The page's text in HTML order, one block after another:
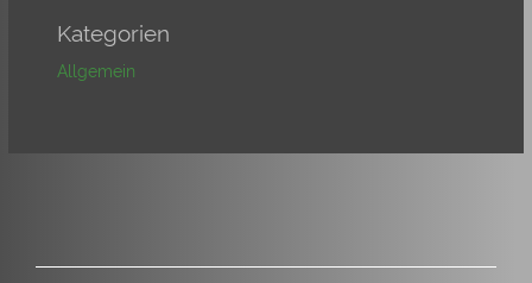
Kategorien
Allgemein